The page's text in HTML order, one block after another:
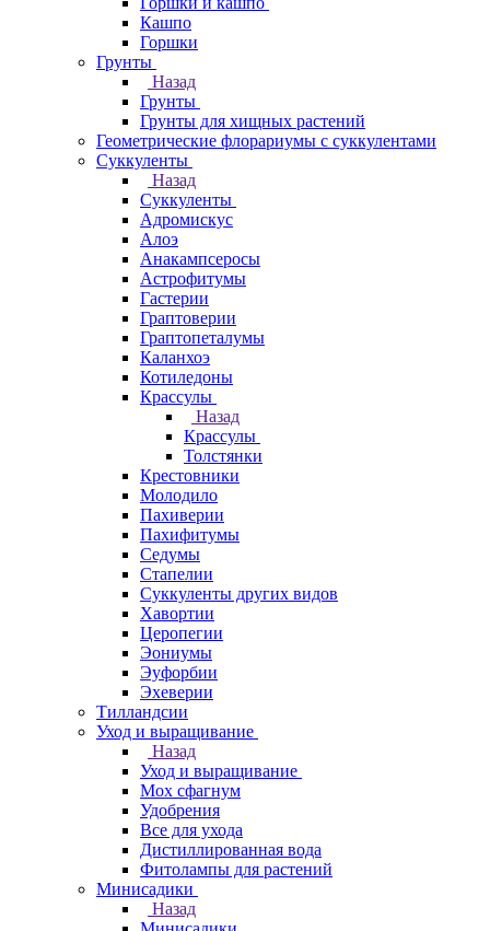
Кашпо
Горшки
Грунты
Назад
Грунты
Грунты для хищных растений
Геометрические флорариумы с суккулентами
Суккуленты
Назад
Суккуленты
Адромискус
Алоэ
Анакампсеросы
Астрофитумы
Гастерии
Граптоверии
Граптопеталумы
Каланхоэ
Котиледоны
Крассулы
Назад
Крассулы
Толстянки
Крестовники
Молодило
Пахиверии
Пахифитумы
Седумы
Стапелии
Суккуленты других видов
Хавортии
Церопегии
Эониумы
Эуфорбии
Эхеверии
Тилландсии
Уход и выращивание
Назад
Уход и выращивание
Мох сфагнум
Удобрения
Все для ухода
Дистиллированная вода
Фитолампы для растений
Минисадики
Назад